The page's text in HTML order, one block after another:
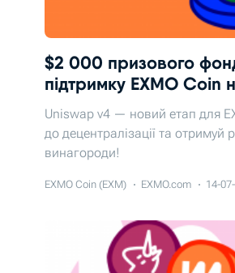
$2 000 призового
підтримку EXMO Coin
Uniswap v4 — новий етап для
до децентралізації та отримуй
винагороди!
EXMO Coin (EXM) EXMO.com 14-